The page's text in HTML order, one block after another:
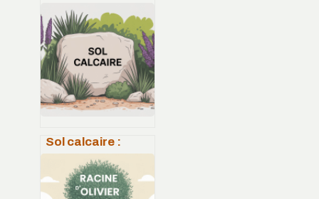
: tableaux,
rendements et
repères pratiques
au jardin
Sol calcaire :
reconnaître,
améliorer et
réussir ses